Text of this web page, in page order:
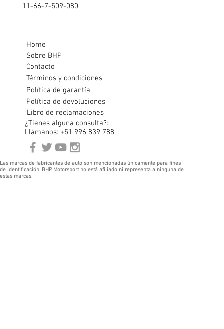
11-66-7-509-080
Home
Sobre BHP
Contacto
Términos y condiciones
Política de garantía
Política de devoluciones
Libro de reclamaciones
¿Tienes alguna consulta?:
Llámanos: +51 996 839 788
Las marcas de fabricantes de auto son mencionadas únicamente para fines
de identificación. BHP Motorsport no está afiliado ni representa a ninguna de
estas marcas.